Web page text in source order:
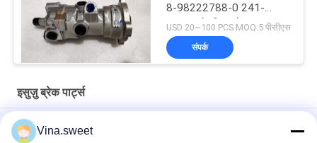
8-98222788-0 241-
07028 के लिए ब्रेक वाल्व
USD 20~100 PCS MOQ:5 पीसीएस
संपर्क
इसुज़ु ब्रेक पार्ट्स
147600747 फ्रंट ब्रेक व्हील सिलेंडर इसुज़ु ब्रेक पार्ट्स
Vina.sweet